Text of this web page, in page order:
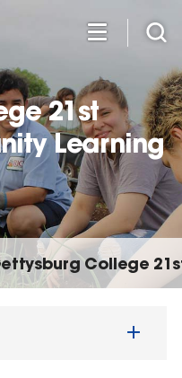
21st
Learning
College